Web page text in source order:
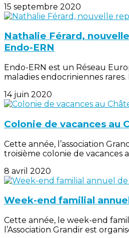
15 septembre 2020
Nathalie Férard,
Endo-ERN
Endo-ERN est un Réseau
maladies endocriniennes rares.
14 juin 2020
Colonie de vacances au
Cette année, l’association
troisième colonie de vacances
8 avril 2020
Week-end familial
Cette année, le week-end
l’Association Grandir est